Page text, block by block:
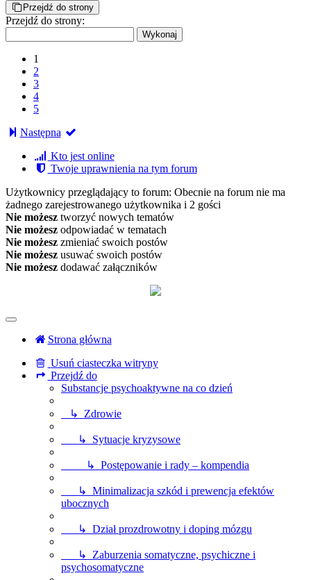
Przejdź do strony
Przejdź do strony:
1
2
3
4
5
Następna
Kto jest online
Twoje uprawnienia na tym forum
Użytkownicy przeglądający to forum: Obecnie na forum nie ma
żadnego zarejestrowanego użytkownika i 2 gości
Nie możesz tworzyć nowych tematów
Nie możesz odpowiadać w tematach
Nie możesz zmieniać swoich postów
Nie możesz usuwać swoich postów
Nie możesz dodawać załączników
Strona główna
Usuń ciasteczka witryny
Przejdź do
Substancje psychoaktywne na co dzień
↳ Zdrowie
↳ Sytuacje kryzysowe
↳ Postępowanie i rady – kompendia
↳ Minimalizacja szkód i prewencja efektów
ubocznych
↳ Dział prozdrowotny i doping mózgu
↳ Zaburzenia somatyczne, psychiczne i
psychosomatyczne